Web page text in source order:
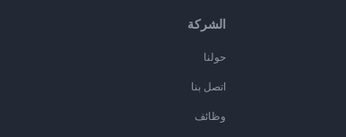
الشركة
حولنا
اتصل بنا
وظائف